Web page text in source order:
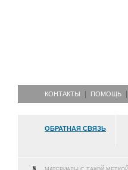
КОНТАКТЫ ПОМОЩЬ
ОБРАТНАЯ СВЯЗЬ